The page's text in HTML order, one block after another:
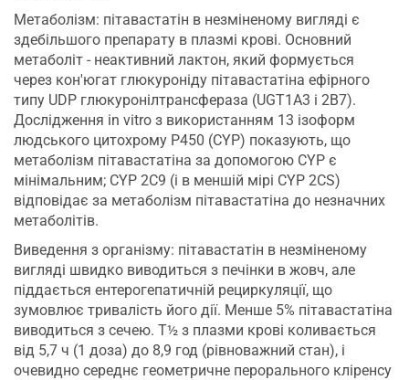
Метаболізм: пітавастатін в незміненому вигляді є
здебільшого препарату в плазмі крові. Основний
метаболіт - неактивний лактон, який формується
через кон'югат глюкуроніду пітавастатіна ефірного
типу UDP глюкуронілтрансфераза (UGT1A3 і 2B7).
Дослідження in vitro з використанням 13 ізоформ
людського цитохрому P450 (CYP) показують, що
метаболізм пітавастатіна за допомогою CYP є
мінімальним; CYP 2C9 (і в меншій мірі CYP 2CS)
відповідає за метаболізм пітавастатіна до незначних
метаболітів.
Виведення з організму: пітавастатін в незміненому
вигляді швидко виводиться з печінки в жовч, але
піддається ентерогепатичній рециркуляції, що
зумовлює тривалість його дії. Менше 5% пітавастатіна
виводиться з сечею. T½ з плазми крові коливається
від 5,7 ч (1 доза) до 8,9 год (рівноважний стан), і
очевидно середнє геометричне перорального кліренсу